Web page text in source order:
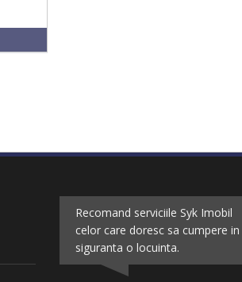
Recomand serviciile Syk Imobil
celor care doresc sa cumpere in
siguranta o locuinta.